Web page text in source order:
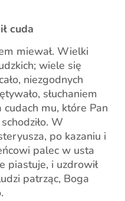
cuda
miewał. Wielki
wiele się
niezgodnych
słuchaniem
mu, które Pan
W
po kazaniu i
palec w usta
piastuje, i uzdrowił
patrząc, Boga